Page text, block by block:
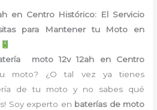
en Centro Histórico: El Servicio
para Mantener tu Moto en
moto 12v 12ah en Centro
moto? ¿O tal vez ya tienes
de tu moto y no sabes qué
Soy experto en baterías de moto